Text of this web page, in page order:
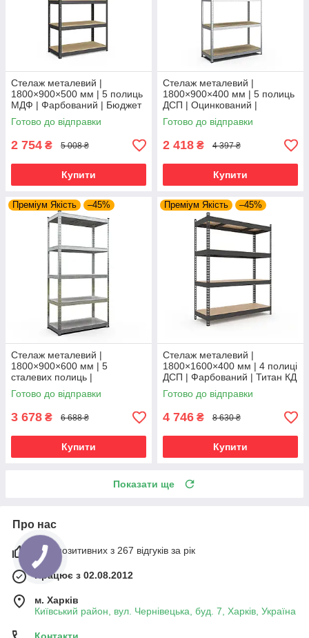
Стелаж металевий |
1800×900×500 мм | 5 полиць
МДФ | Фарбований | Бюджет
КМ | 175 кг/полицю | збірний
для гаража, складу та
Готово до відправки
2 754 ₴ 5 008 ₴
Купити
Стелаж металевий |
1800×900×400 мм | 5 полиць
ДСП | Оцинкований |
Стандарт ОД | 220 кг/полицю
| збірний для складу, гаража
та
Готово до відправки
2 418 ₴ 4 397 ₴
Купити
Преміум Якість –45%
Стелаж металевий |
1800×900×600 мм | 5
сталевих полиць |
Оцинкований | Бюджет ОС |
150 кг/полицю | збірний для
гаража, складу та
Готово до відправки
3 678 ₴ 6 688 ₴
Купити
Преміум Якість –45%
Стелаж металевий |
1800×1600×400 мм | 4 полиці
ДСП | Фарбований | Титан КД
| 300 кг/полицю | посилений
для важких вантажів і
Готово до відправки
4 746 ₴ 8 630 ₴
Купити
Показати ще
Про нас
98% позитивних з 267 відгуків за рік
Працює з 02.08.2012
м. Харків
Київський район, вул. Чернівецька, буд. 7, Харків, Україна